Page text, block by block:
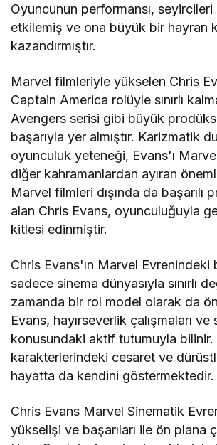
Oyuncunun performansı, seyircileri
etkilemiş ve ona büyük bir hayran
kazandırmıştır.
Marvel filmleriyle yükselen Chris
Captain America rolüyle sınırlı
Avengers serisi gibi büyük
başarıyla yer almıştır. Karizmatik
oyunculuk yeteneği, Evans'ı
diğer kahramanlardan ayıran
Marvel filmleri dışında da başarılı
alan Chris Evans, oyunculuğuyla
kitlesi edinmiştir.
Chris Evans'ın Marvel Evrenindeki
sadece sinema dünyasıyla sınırlı
zamanda bir rol model olarak da
Evans, hayırseverlik çalışmaları
konusundaki aktif tutumuyla bilinir.
karakterlerindeki cesaret ve
hayatta da kendini göstermektedir.
Chris Evans Marvel Sinematik
yükselişi ve başarıları ile ön plana